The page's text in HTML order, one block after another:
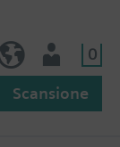
0
Scansione